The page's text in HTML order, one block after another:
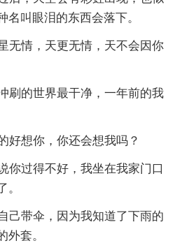
名叫眼泪的东西会落下。
无情，天更无情，天不会因你
刷的世界最干净，一年前的我
好想你，你还会想我吗？
你过得不好，我坐在我家门口
。
己带伞，因为我知道了下雨的
外套。